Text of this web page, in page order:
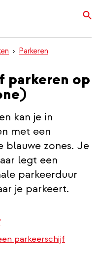
Parkeren
parkeren op
kan je in
met een
blauwe zones. Je
legt een
parkeerduur
je parkeert.
parkeerschijf